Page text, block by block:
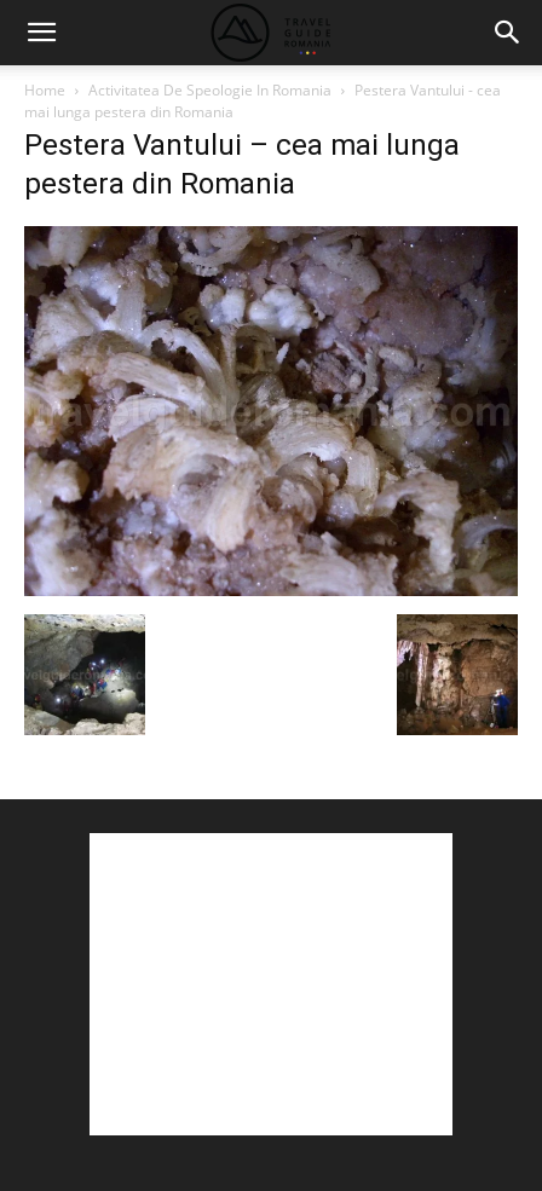
Home Activitatea De Speologie In Romania
Pestera Vantului - cea
mai lunga pestera din Romania
Pestera Vantului – cea mai lunga
pestera din Romania